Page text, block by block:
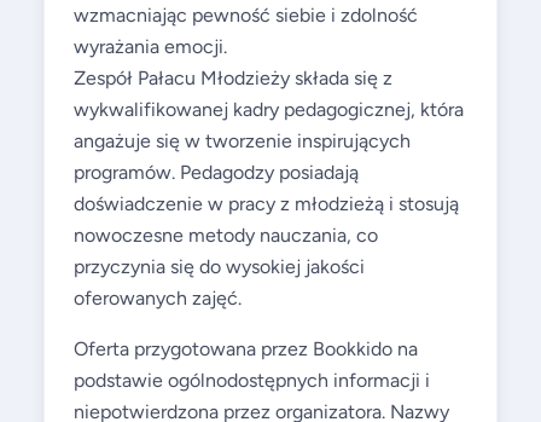
wzmacniając pewność siebie i zdolność
wyrażania emocji.
Zespół Pałacu Młodzieży składa się z
wykwalifikowanej kadry pedagogicznej, która
angażuje się w tworzenie inspirujących
programów. Pedagodzy posiadają
doświadczenie w pracy z młodzieżą i stosują
nowoczesne metody nauczania, co
przyczynia się do wysokiej jakości
oferowanych zajęć.
Oferta przygotowana przez Bookkido na
podstawie ogólnodostępnych informacji i
niepotwierdzona przez organizatora. Nazwy